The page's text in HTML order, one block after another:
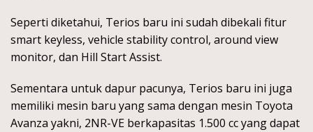
Seperti diketahui, Terios baru ini sudah dibekali fitur
smart keyless, vehicle stability control, around view
monitor, dan Hill Start Assist.
Sementara untuk dapur pacunya, Terios baru ini juga
memiliki mesin baru yang sama dengan mesin Toyota
Avanza yakni, 2NR-VE berkapasitas 1.500 cc yang dapat